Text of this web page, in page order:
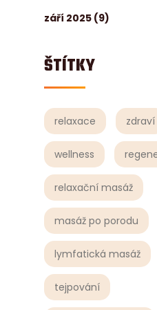
září 2025 (9)
ŠTÍTKY
relaxace zdraví
wellness
relaxační masáž
masáž po porodu
lymfatická masáž
tejpování